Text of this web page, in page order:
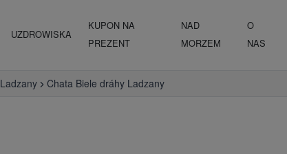
UZDROWISKA
KUPON NA
PREZENT
NAD
MORZEM
O
NAS
Ladzany Chata Biele dráhy Ladzany